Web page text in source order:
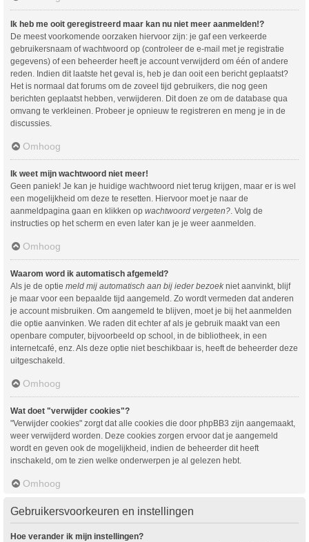
Ik heb me ooit geregistreerd maar kan nu niet meer aanmelden!?
De meest voorkomende oorzaken hiervoor zijn: je gaf een verkeerde
gebruikersnaam of wachtwoord op (controleer de e-mail met je registratie
gegevens) of een beheerder heeft je account verwijderd om één of andere
reden. Indien dit laatste het geval is, heb je dan ooit een bericht geplaatst?
Het is normaal dat forums om de zoveel tijd gebruikers, die nog geen
berichten geplaatst hebben, verwijderen. Dit doen ze om de database qua
omvang te verkleinen. Probeer je opnieuw te registreren en meng je in de
discussies.
Omhoog
Ik weet mijn wachtwoord niet meer!
Geen paniek! Je kan je huidige wachtwoord niet terug krijgen, maar er is wel
een mogelijkheid om deze te resetten. Hiervoor moet je naar de
aanmeldpagina gaan en klikken op wachtwoord vergeten? . Volg de
instructies op het scherm en even later kan je je weer aanmelden.
Omhoog
Waarom word ik automatisch afgemeld?
Als je de optie meld mij automatisch aan bij ieder bezoek niet aanvinkt, blijf
je maar voor een bepaalde tijd aangemeld. Zo wordt vermeden dat anderen
je account misbruiken. Om aangemeld te blijven, moet je bij het aanmelden
die optie aanvinken. We raden dit echter af als je gebruik maakt van een
openbare computer, bijvoorbeeld op school, in de bibliotheek, in een
internetcafé, enz. Als deze optie niet beschikbaar is, heeft de beheerder deze
uitgeschakeld.
Omhoog
Wat doet "verwijder cookies"?
"Verwijder cookies" zorgt dat alle cookies die door phpBB3 zijn aangemaakt,
weer verwijderd worden. Deze cookies zorgen ervoor dat je aangemeld
wordt en geven ook de mogelijkheid, indien de beheerder dit heeft
inschakeld, om te zien welke onderwerpen je al gelezen hebt.
Omhoog
Gebruikersvoorkeuren en instellingen
Hoe verander ik mijn instellingen?